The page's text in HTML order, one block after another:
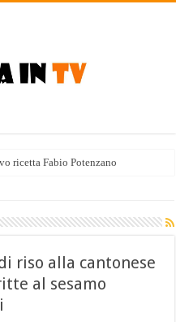
ricetta Fabio Potenzano
ricetta Sal De Riso
riso alla cantonese
al sesamo